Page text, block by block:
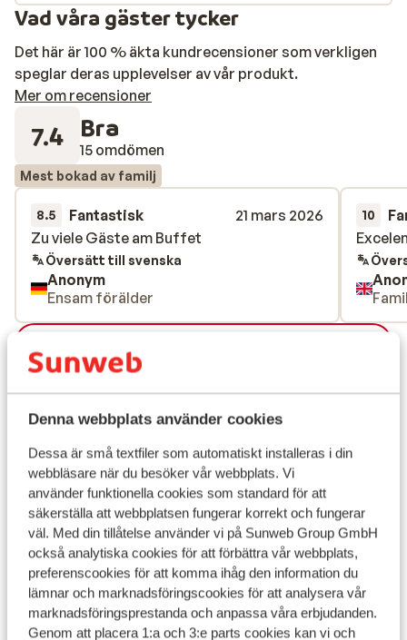
Denna webbplats använder cookies
Dessa är små textfiler som automatiskt installeras i din
webbläsare när du besöker vår webbplats. Vi
använder funktionella cookies som standard för att
säkerställa att webbplatsen fungerar korrekt och fungerar
väl. Med din tillåtelse använder vi på Sunweb Group GmbH
också analytiska cookies för att förbättra vår webbplats,
preferenscookies för att komma ihåg den information du
lämnar och marknadsföringscookies för att analysera vår
marknadsföringsprestanda och anpassa våra erbjudanden.
Genom att placera 1:a och 3:e parts cookies kan vi och
Vad våra gäster tycker
Det här är 100 % äkta kundrecensioner som verkligen
speglar deras upplevelser av vår produkt.
Mer om recensioner
7.4 Bra
15 omdömen
Mest bokad av familj
8.5 Fantastisk
21 mars 2026
Zu viele Gäste am Buffet
Zu viele Gäste am Buffet
Översätt till svenska
Anonym
Ensam förälder
10
Läge
Visa på karta
I området
Avstånd till centrum: ca 3 km
Avstånd till uttagsautomat ca 3 km